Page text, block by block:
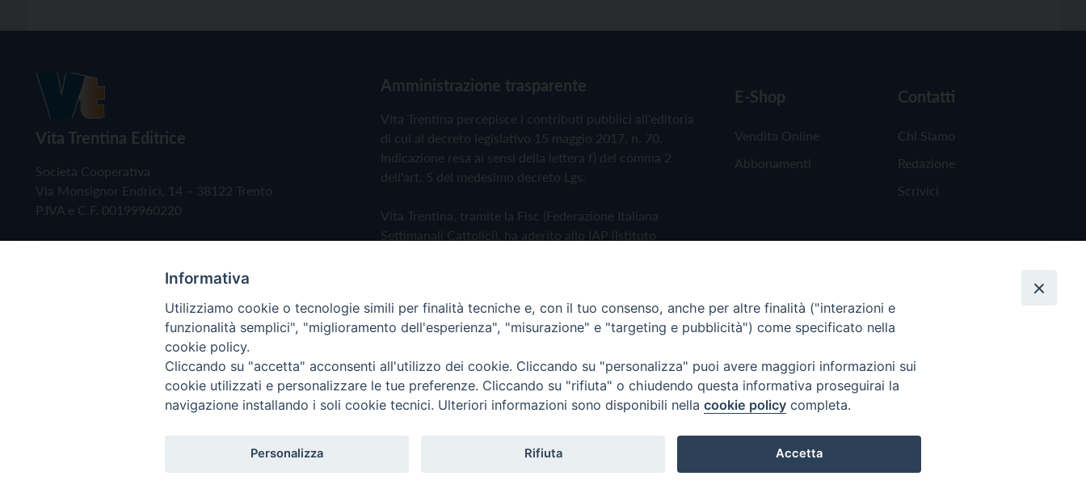
Vita Trentina Editrice
Società Cooperativa
Via Monsignor Endrici, 14 – 38122 Trento
P.IVA e C.F. 00199960220
Amministrazione trasparente
Vita Trentina percepisce i contributi pubblici all'editoria
di cui al decreto legislativo 15 maggio 2017, n. 70.
Indicazione resa ai sensi della lettera f) del comma 2
dell'art. 5 del medesimo decreto Lgs.
Vita Trentina, tramite la Fisc (Federazione Italiana
Settimanali Cattolici), ha aderito allo IAP (Istituto
Privacy Policy Cookie Policy
E-Shop
Vendita Online
Abbonamenti
Contatti
Chi Siamo
Redazione
Scrivici
Copyright © 2019 - Tutti i diritti riservati - Vita Trentina Editrice
Informativa
Utilizziamo cookie o tecnologie simili per finalità tecniche e, con il tuo consenso, anche per altre finalità ("interazioni e
funzionalità semplici", "miglioramento dell'esperienza", "misurazione" e "targeting e pubblicità") come specificato nella
cookie policy.
Cliccando su "accetta" acconsenti all'utilizzo dei cookie. Cliccando su "personalizza" puoi avere maggiori informazioni sui
cookie utilizzati e personalizzare le tue preferenze. Cliccando su "rifiuta" o chiudendo questa informativa proseguirai la
navigazione installando i soli cookie tecnici. Ulteriori informazioni sono disponibili nella cookie policy completa.
Personalizza Rifiuta Accetta